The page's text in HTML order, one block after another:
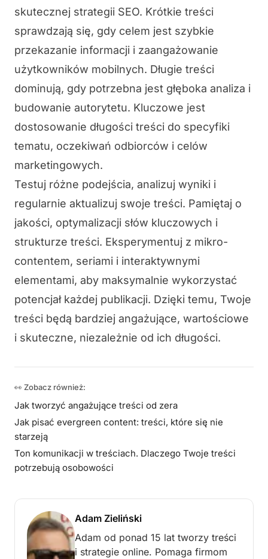
skutecznej strategii SEO. Krótkie treści
sprawdzają się, gdy celem jest szybkie
przekazanie informacji i zaangażowanie
użytkowników mobilnych. Długie treści
dominują, gdy potrzebna jest głęboka analiza i
budowanie autorytetu. Kluczowe jest
dostosowanie długości treści do specyfiki
tematu, oczekiwań odbiorców i celów
marketingowych.
Testuj różne podejścia, analizuj wyniki i
regularnie aktualizuj swoje treści. Pamiętaj o
jakości, optymalizacji słów kluczowych i
strukturze treści. Eksperymentuj z mikro-
contentem, seriami i interaktywnymi
elementami, aby maksymalnie wykorzystać
potencjał każdej publikacji. Dzięki temu, Twoje
treści będą bardziej angażujące, wartościowe
i skuteczne, niezależnie od ich długości.
👀 Zobacz również:
Jak tworzyć angażujące treści od zera
Jak pisać evergreen content: treści, które się nie
starzeją
Ton komunikacji w treściach. Dlaczego Twoje treści
potrzebują osobowości
Adam Zieliński
Adam od ponad 15 lat tworzy treści
i strategie online. Pomaga firmom